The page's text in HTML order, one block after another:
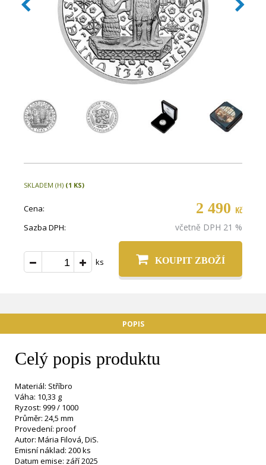
SKLADEM (H) (1 KS)
Cena: 2 490 Kč
Sazba DPH: včetně DPH 21 %
ks KOUPIT ZBOŽÍ
POPIS
Celý popis produktu
Materiál: Stříbro
Váha: 10,33 g
Ryzost: 999 / 1000
Průměr: 24,5 mm
Provedení: proof
Autor: Mária Filová, DiS.
Emisní náklad: 200 ks
Datum emise: září 2025